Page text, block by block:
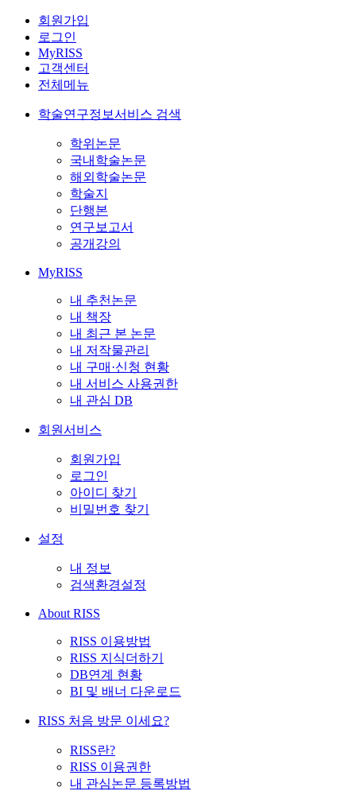
회원가입
로그인
MyRISS
고객센터
전체메뉴
학술연구정보서비스 검색
학위논문
국내학술논문
해외학술논문
학술지
단행본
연구보고서
공개강의
MyRISS
내 추천논문
내 책장
내 최근 본 논문
내 저작물관리
내 구매·신청 현황
내 서비스 사용권한
내 관심 DB
회원서비스
회원가입
로그인
아이디 찾기
비밀번호 찾기
설정
내 정보
검색환경설정
About RISS
RISS 이용방법
RISS 지식더하기
DB연계 현황
BI 및 배너 다운로드
RISS 처음 방문 이세요?
RISS란?
RISS 이용권한
내 관심논문 등록방법